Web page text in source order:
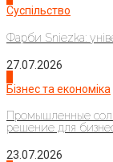
Суспільство
Фарби Sniezka:
27.07.2026
Бізнес та економіка
Промышленные
решение для
23.07.2026